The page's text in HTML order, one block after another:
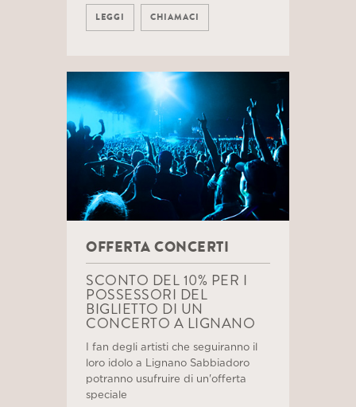
LEGGI CHIAMACI
OFFERTA CONCERTI
SCONTO DEL 10% PER I
POSSESSORI DEL
BIGLIETTO DI UN
CONCERTO A LIGNANO
I fan degli artisti che seguiranno il
loro idolo a Lignano Sabbiadoro
potranno usufruire di un'offerta
speciale